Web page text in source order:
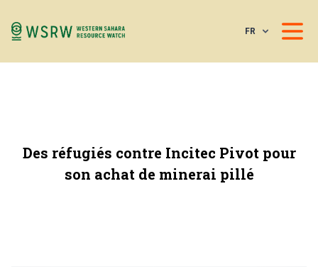
FR
Des réfugiés contre Incitec Pivot pour
son achat de minerai pillé